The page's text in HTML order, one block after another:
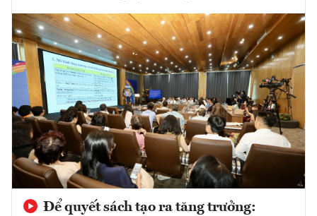
Để quyết sách tạo ra tăng trưởng: